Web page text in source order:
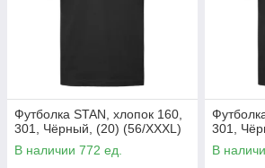
Футболка STAN, хлопок 160,
301, Чёрный, (20) (56/XXXL)
В наличии 772 ед.
301,
В